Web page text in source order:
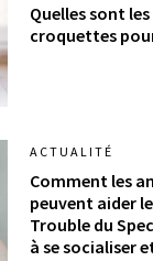
Quelles sont
croquettes
ACTUALITÉ
Comment les
peuvent aider
Trouble du
à se socialiser